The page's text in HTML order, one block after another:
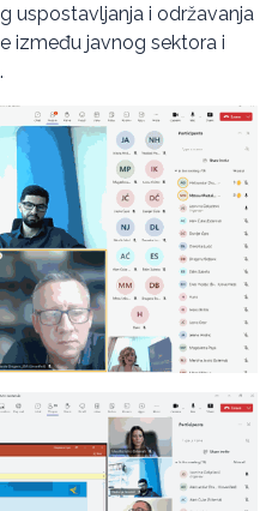
uspostavljanja i održavanja
između javnog sektora i